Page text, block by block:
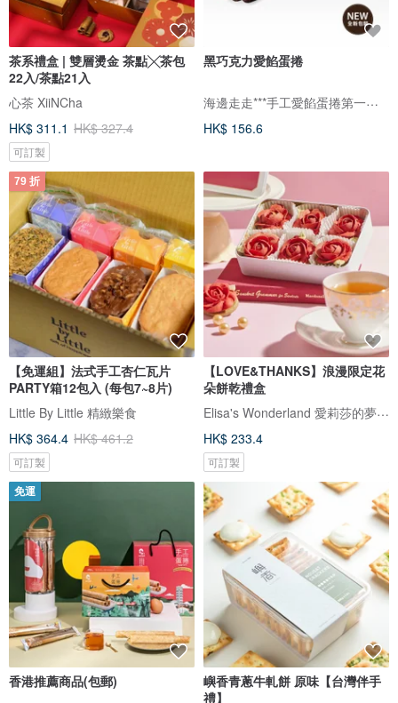
茶系禮盒 | 雙層燙金 茶點╳茶包
22入/茶點21入
心茶 XiiNCha
HK$ 311.1 HK$ 327.4
可訂製
黑巧克力愛餡蛋捲
海邊走走***手工愛餡蛋捲第一品牌***「HiWalk」
HK$ 156.6
79 折
【免運組】法式手工杏仁瓦片
PARTY箱12包入 (每包7~8片)
Little By Little 精緻樂食
HK$ 364.4 HK$ 461.2
可訂製
【LOVE&THANKS】浪漫限定花
朵餅乾禮盒
Elisa's Wonderland 愛莉莎的夢遊仙境
HK$ 233.4
可訂製
免運
香港推薦商品(包郵)
嶼香青蔥牛軋餅 原味【台灣伴手
禮】